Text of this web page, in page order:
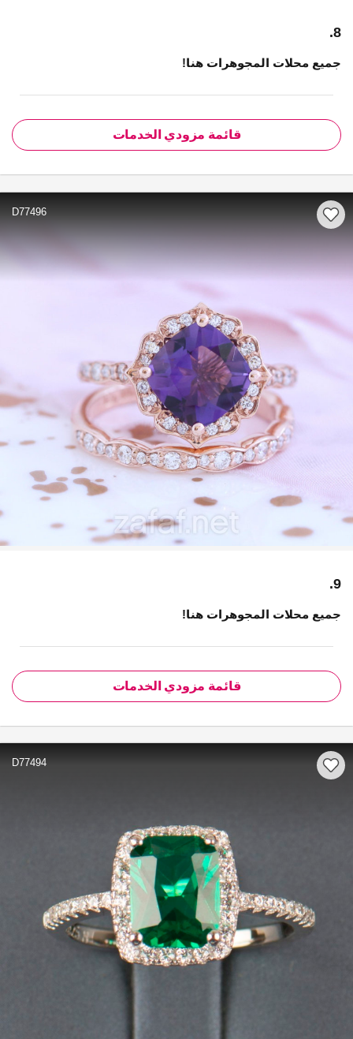
8.
جميع محلات المجوهرات هنا!
قائمة مزودي الخدمات
D77496
9.
جميع محلات المجوهرات هنا!
قائمة مزودي الخدمات
D77494